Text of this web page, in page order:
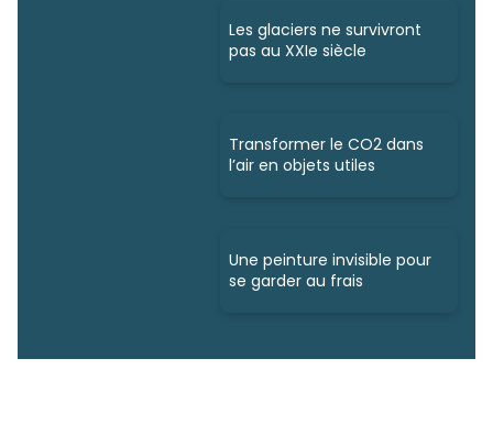
Les glaciers ne survivront
pas au XXIe siècle
Transformer le CO2 dans
l’air en objets utiles
Une peinture invisible pour
se garder au frais